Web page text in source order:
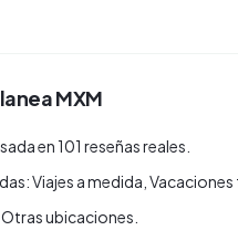
MXM
en 101 reseñas reales.
Viajes a medida,
ubicaciones.